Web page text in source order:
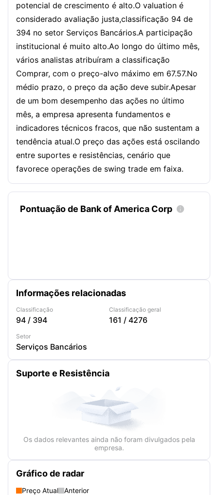
potencial de crescimento é alto.O valuation é
considerado avaliação justa,classificação 94 de
394 no setor Serviços Bancários.A participação
institucional é muito alto.Ao longo do último mês,
vários analistas atribuíram a classificação
Comprar, com o preço-alvo máximo em 67.57.No
médio prazo, o preço da ação deve subir.Apesar
de um bom desempenho das ações no último
mês, a empresa apresenta fundamentos e
indicadores técnicos fracos, que não sustentam a
tendência atual.O preço das ações está oscilando
entre suportes e resistências, cenário que
favorece operações de swing trade em faixa.
Pontuação de Bank of America Corp 
Informações relacionadas
Classificação
94 / 394
Classificação geral
161 / 4276
Setor
Serviços Bancários
Suporte e Resistência
Os dados relevantes ainda não foram divulgados pela
empresa.
Gráfico de radar
Preço Atual Anterior